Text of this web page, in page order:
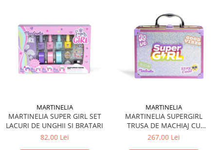
MARTINELIA
MARTINELIA SUPER GIRL SET
LACURI DE UNGHII SI BRATARI
82,00 Lei
MARTINELIA
MARTINELIA SUPERGIRL
TRUSA DE MACHIAJ CU
OGLINDA LED
267,00 Lei